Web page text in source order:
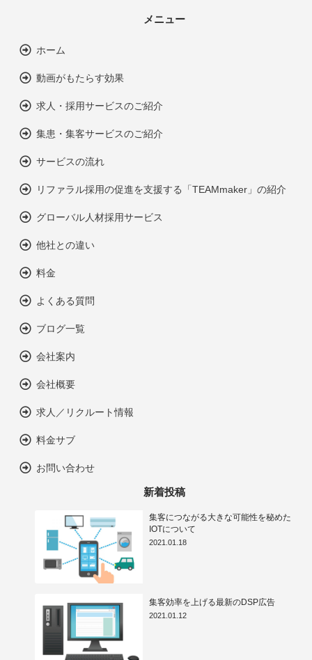
メニュー
ホーム
動画がもたらす効果
求人・採用サービスのご紹介
集患・集客サービスのご紹介
サービスの流れ
リファラル採用の促進を支援する「TEAMmaker」の紹介
グローバル人材採用サービス
他社との違い
料金
よくある質問
ブログ一覧
会社案内
会社概要
求人／リクルート情報
料金サブ
お問い合わせ
新着投稿
集客につながる大きな可能性を秘めた
IOTについて
2021.01.18
集客効率を上げる最新のDSP広告
2021.01.12